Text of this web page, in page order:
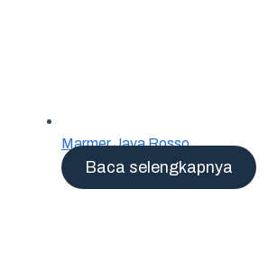
Marmer Java Rosso
Baca selengkapnya